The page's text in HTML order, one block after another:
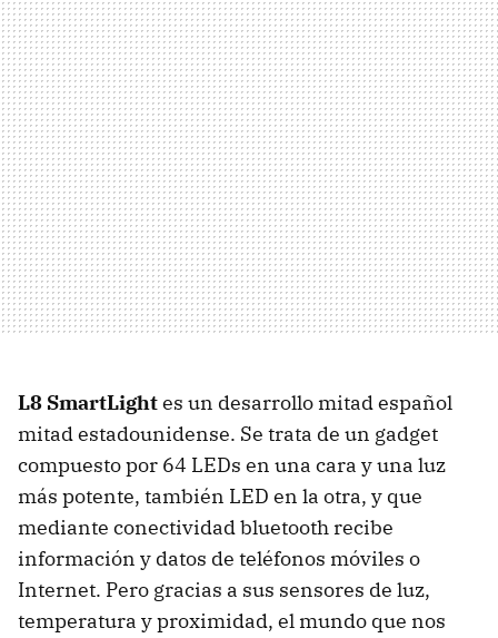
L8 SmartLightes un desarrollo mitad español
mitad estadounidense. Se trata de un gadget
compuesto por 64 LEDs en una cara y una luz
más potente, también LED en la otra, y que
mediante conectividad bluetooth recibe
información y datos de teléfonos móviles o
Internet. Pero gracias a sus sensores de luz,
temperatura y proximidad, el mundo que nos